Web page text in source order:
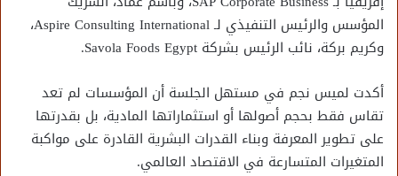
المؤسس والرئيس التنفيذي لـ Aspire Consulting International،
وكريم بركة، نائب الرئيس بشركة Savola Foods Egypt.
أكدت لميس نجم في مستهل الجلسة أن المؤسسات لم تعد
تقاس فقط بحجم أصولها أو استثماراتها المادية، بل بقدرتها
على تطوير المعرفة وبناء القدرات البشرية القادرة على مواكبة
المتغيرات المتسارعة في الاقتصاد العالمي.